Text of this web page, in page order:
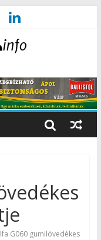
G060 gumilövedékes